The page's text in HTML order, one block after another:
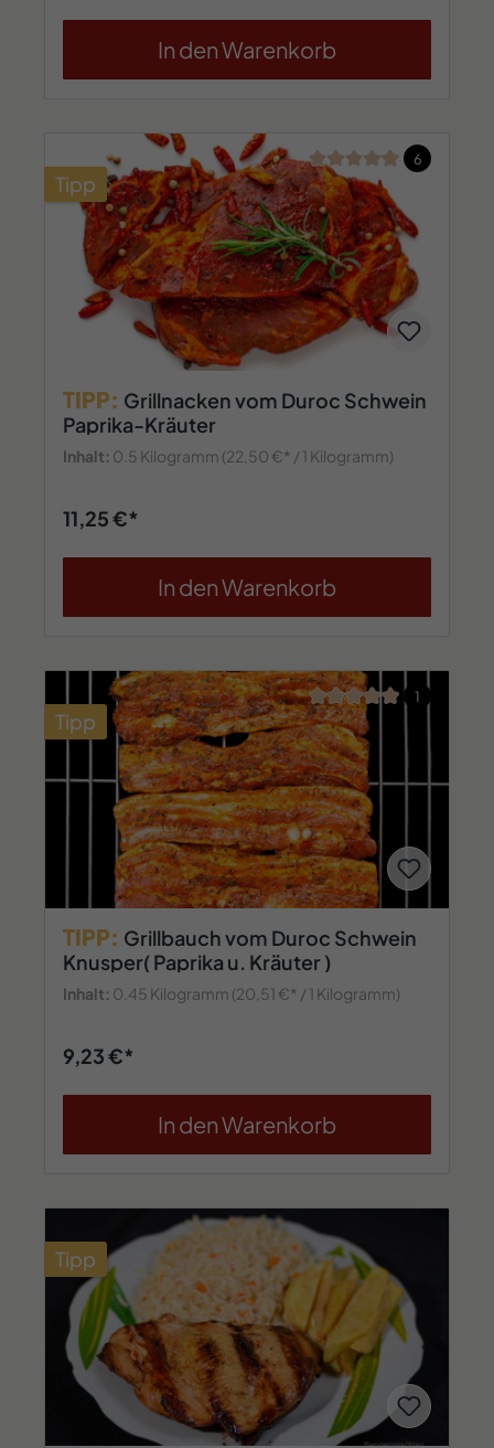
In den Warenkorb
Tipp
Durchschnittliche
6
TIPP: Grillnacken vom Duroc Schwein
Paprika-Kräuter
Inhalt: 0.5 Kilogramm (22,50 €* / 1 Kilogramm)
11,25 €*
In den Warenkorb
Tipp
Durchschnittliche
1
TIPP: Grillbauch vom Duroc Schwein
Knusper( Paprika u. Kräuter )
Inhalt: 0.45 Kilogramm (20,51 €* / 1 Kilogramm)
9,23 €*
In den Warenkorb
Tipp